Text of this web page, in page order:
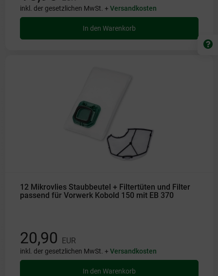
inkl. der gesetzlichen MwSt. +Versandkosten
In den Warenkorb
12 Mikrovlies Staubbeutel + Filtertüten und Filter
passend für Vorwerk Kobold 150 mit EB 370
20,90 EUR
inkl. der gesetzlichen MwSt. +Versandkosten
In den Warenkorb